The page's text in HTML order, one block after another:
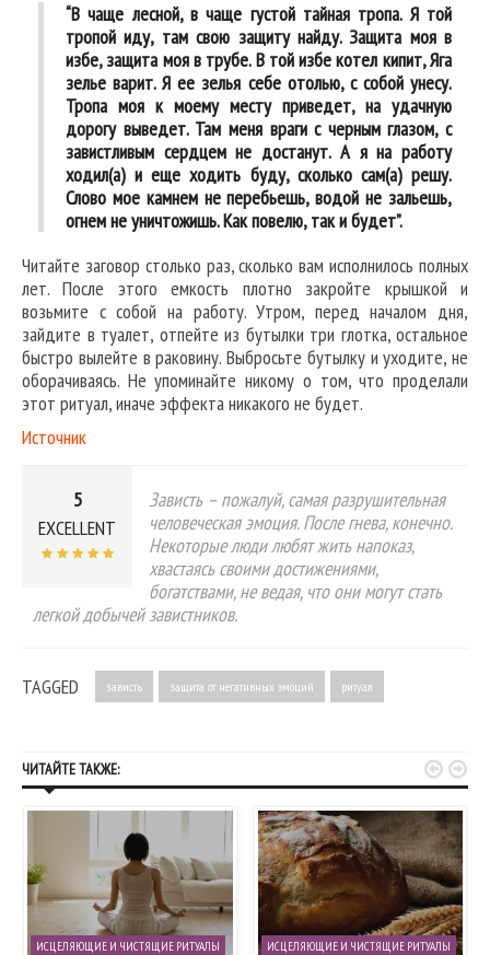
“В чаще лесной, в чаще густой тайная тропа. Я той
тропой иду, там свою защиту найду. Защита моя в
избе, защита моя в трубе. В той избе котел кипит, Яга
зелье варит. Я ее зелья себе отолью, с собой унесу.
Тропа моя к моему месту приведет, на удачную
дорогу выведет. Там меня враги с черным глазом, с
завистливым сердцем не достанут. А я на работу
ходил(а) и еще ходить буду, сколько сам(а) решу.
Слово мое камнем не перебьешь, водой не зальешь,
огнем не уничтожишь. Как повелю, так и будет”.
Читайте заговор столько раз, сколько вам исполнилось полных
лет. После этого емкость плотно закройте крышкой и
возьмите с собой на работу. Утром, перед началом дня,
зайдите в туалет, отпейте из бутылки три глотка, остальное
быстро вылейте в раковину. Выбросьте бутылку и уходите, не
оборачиваясь. Не упоминайте никому о том, что проделали
этот ритуал, иначе эффекта никакого не будет.
Источник
5
EXCELLENT
Зависть – пожалуй, самая разрушительная
человеческая эмоция. После гнева, конечно.
Некоторые люди любят жить напоказ,
хвастаясь своими достижениями,
богатствами, не ведая, что они могут стать
легкой добычей завистников.
TAGGED зависть защита от негативных эмоций ритуал
ЧИТАЙТЕ ТАКЖЕ:
ИСЦЕЛЯЮЩИЕ И ЧИСТЯЩИЕ РИТУАЛЫ ИСЦЕЛЯЮЩИЕ И ЧИСТЯЩИЕ РИТУАЛЫ
 